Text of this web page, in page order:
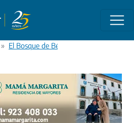
El Bosque de Béjar ofrece visitas